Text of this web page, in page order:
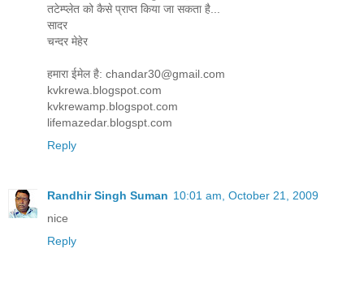
तटेम्प्लेत को कैसे प्राप्त किया जा सकता है...
सादर
चन्दर मेहेर
हमारा ईमेल है: chandar30@gmail.com
kvkrewa.blogspot.com
kvkrewamp.blogspot.com
lifemazedar.blogspt.com
Reply
Randhir Singh Suman 10:01 am, October 21, 2009
nice
Reply